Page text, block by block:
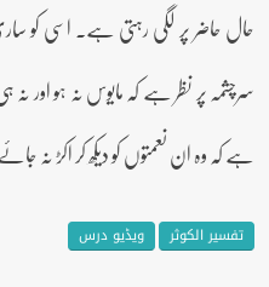
حال حاضر پر لگی رہتی ہے۔ اسی کو
سرچشمہ پر نظر ہے کہ مایوس نہ ہو
ہے کہ وہ ان نعمتوں کو دیکھ کر اکڑ نہ
تفسیر الکوثر ویڈیو درس